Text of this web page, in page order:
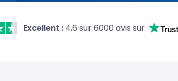
Excellent : 4,6 sur 6000 avis sur